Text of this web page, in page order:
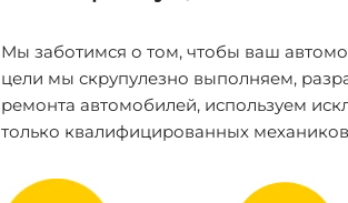
Мы заботимся о том, чтобы ваш
цели мы скрупулезно выполняем,
ремонта автомобилей, используем
только квалифицированных